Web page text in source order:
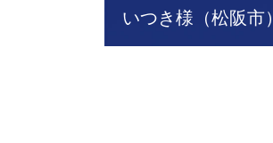
いつき様（松阪市）